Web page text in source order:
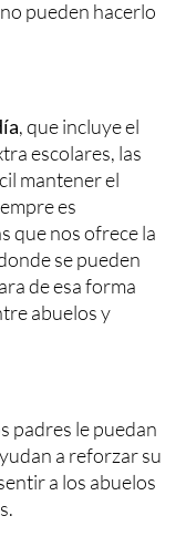
pueden hacerlo
, que incluye el
escolares, las
mantener el
es
que nos ofrece la
se pueden
de esa forma
abuelos y
padres le puedan
a reforzar su
a los abuelos